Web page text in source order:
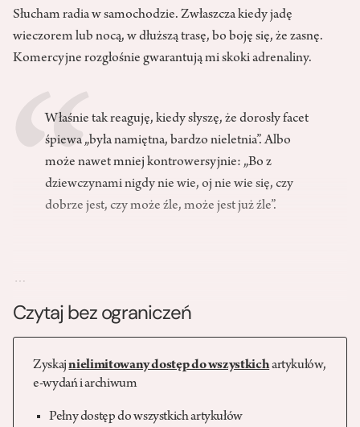
Słucham radia w samochodzie. Zwłaszcza kiedy jadę
wieczorem lub nocą, w dłuższą trasę, bo boję się, że zasnę.
Komercyjne rozgłośnie gwarantują mi skoki adrenaliny.
Właśnie tak reaguję, kiedy słyszę, że dorosły facet
śpiewa „była namiętna, bardzo nieletnia”. Albo
może nawet mniej kontrowersyjnie: „Bo z
dziewczynami nigdy nie wie, oj nie wie się, czy
dobrze jest, czy może źle, może jest już źle”.
…
Czytaj bez ograniczeń
Zyskajnielimitowany dostęp do wszystkichartykułów,
e-wydań i archiwum
Pełny dostęp do wszystkich artykułów